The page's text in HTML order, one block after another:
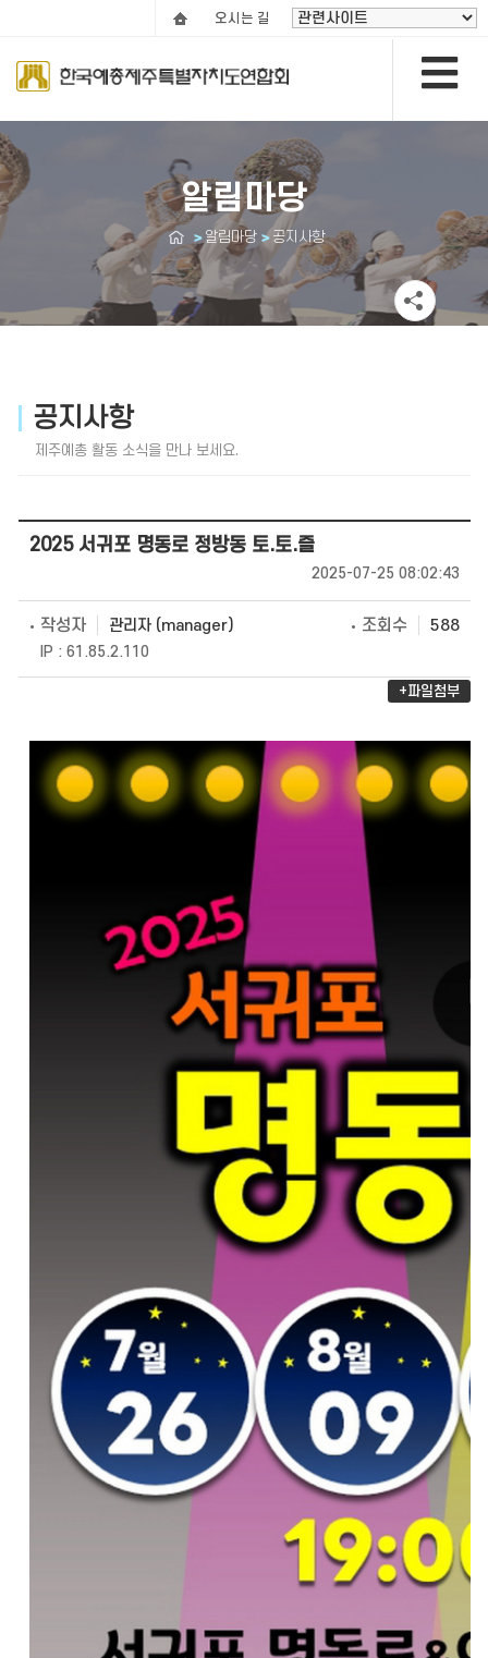
오시는 길
알림마당
알림마당 공지사항
공지사항
제주예총 활동 소식을 만나 보세요.
2025 서귀포 명동로 정방동 토.토.즐
2025-07-25 08:02:43
작성자 관리자 (manager)
IP : 61.85.2.110
조회수 588
+파일첨부